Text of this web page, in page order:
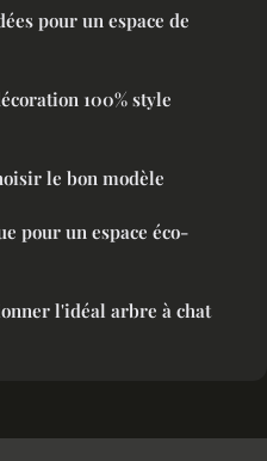
pour un espace de
100% style
le bon modèle
pour un espace éco-
l'idéal arbre à chat